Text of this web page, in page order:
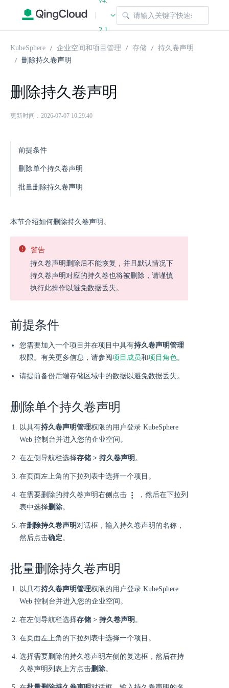
|
2.1
KubeSphere 企业空间和项目管理 存储
持久卷声明
删除持久卷声明
删除持久卷声明
更新时间：2026-07-07 10:29:40
前提条件
删除单个持久卷声明
批量删除持久卷声明
本节介绍如何删除持久卷声明。
警告
持久卷声明删除后不能恢复，并且默认情况下
持久卷声明对应的持久卷也将被删除，请谨慎
执行此操作以避免数据丢失。
前提条件
您需要加入一个项目并在项目中具有持久卷声明管理
权限。有关更多信息，请参阅项目成员和项目角色。
请提前备份后端存储区域中的数据以避免数据丢失。
删除单个持久卷声明
以具有持久卷声明管理权限的用户登录 KubeSphere
Web 控制台并进入您的企业空间。
在左侧导航栏选择存储 > 持久卷声明 。
在页面左上角的下拉列表中选择一个项目。
在需要删除的持久卷声明右侧点击
，然后在下拉列
表中选择删除。
在删除持久卷声明对话框，输入持久卷声明的名称，
然后点击确定。
批量删除持久卷声明
以具有持久卷声明管理权限的用户登录 KubeSphere
Web 控制台并进入您的企业空间。
在左侧导航栏选择存储 > 持久卷声明 。
在页面左上角的下拉列表中选择一个项目。
选择需要删除的持久卷声明左侧的复选框，然后在持
久卷声明列表上方点击删除。